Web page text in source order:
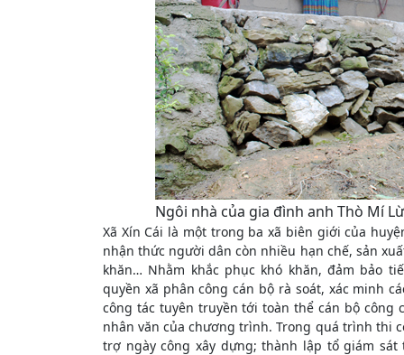
Ngôi nhà của gia đình anh Thò Mí
Xã Xín Cái là một trong ba xã biên giới của
nhận thức người dân còn nhiều hạn chế, sản
khăn… Nhằm khắc phục khó khăn, đảm bảo
quyền xã phân công cán bộ rà soát, xác minh
công tác tuyên truyền tới toàn thể cán bộ
nhân văn của chương trình. Trong quá trình thi
trợ ngày công xây dựng; thành lập tổ giám